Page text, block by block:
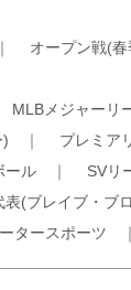
オープン戦(
MLBメジャーリ
) ｜ プレミア
ール ｜ SVリ
表(ブレイブ・ブ
タースポーツ